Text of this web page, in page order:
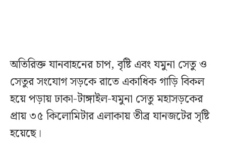
অতিরিক্ত যানবাহনের চাপ, বৃষ্টি এবং যমুনা সেতু ও
সেতুর সংযোগ সড়কে রাতে একাধিক গাড়ি বিকল
হয়ে পড়ায় ঢাকা-টাঙ্গাইল-যমুনা সেতু মহাসড়কের
প্রায় ৩৫ কিলোমিটার এলাকায় তীব্র যানজটের সৃষ্টি
হয়েছে।